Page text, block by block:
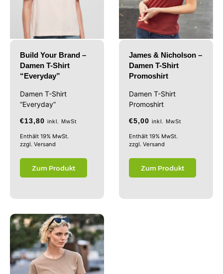
Build Your Brand –
Damen T-Shirt
“Everyday”
Damen T-Shirt
“Everyday”
€13,80 inkl. MwSt
Enthält 19% MwSt.
zzgl. Versand
Zum Produkt
James & Nicholson –
Damen T-Shirt
Promoshirt
Damen T-Shirt
Promoshirt
€5,00 inkl. MwSt
Enthält 19% MwSt.
zzgl. Versand
Zum Produkt